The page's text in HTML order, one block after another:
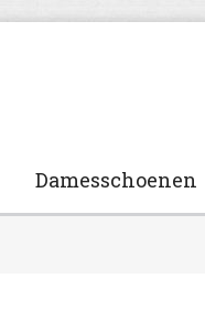
Damesschoenen